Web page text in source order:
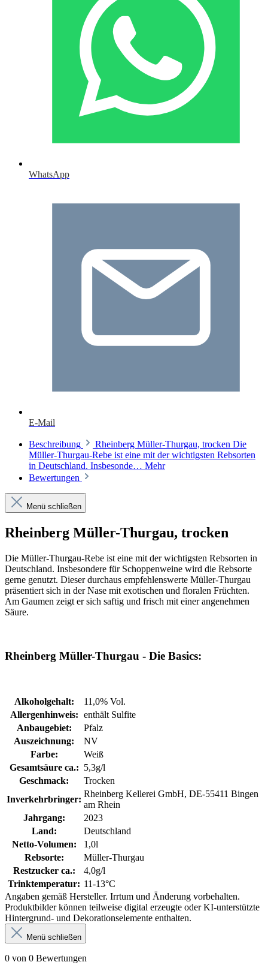
WhatsApp
E-Mail
Beschreibung
Rheinberg Müller-Thurgau, trocken Die
Müller-Thurgau-Rebe ist eine mit der wichtigsten Rebsorten
in Deutschland. Insbesonde… Mehr
Bewertungen
Menü schließen
Rheinberg Müller-Thurgau, trocken
Die Müller-Thurgau-Rebe ist eine mit der wichtigsten Rebsorten in
Deutschland. Insbesondere für Schoppenweine wird die Rebsorte
gerne genutzt. Dieser durchaus empfehlenswerte Müller-Thurgau
präsentiert sich in der Nase mit exotischen und floralen Früchten.
Am Gaumen zeigt er sich saftig und frisch mit einer angenehmen
Säure.
Rheinberg Müller-Thurgau - Die Basics:
Alkoholgehalt:
11,0% Vol.
Allergenhinweis: enthält Sulfite
Anbaugebiet:
Pfalz
Auszeichnung:
NV
Farbe:
Weiß
Gesamtsäure ca.: 5,3g/l
Geschmack:
Trocken
Inverkehrbringer:
Rheinberg Kellerei GmbH, DE-55411 Bingen
am Rhein
Jahrgang:
2023
Land:
Deutschland
Netto-Volumen:
1,0l
Rebsorte:
Müller-Thurgau
Restzucker ca.:
4,0g/l
Trinktemperatur: 11-13°C
Angaben gemäß Hersteller. Irrtum und Änderung vorbehalten.
Produktbilder können teilweise digital erzeugte oder KI-unterstützte
Hintergrund- und Dekorationselemente enthalten.
Menü schließen
0 von 0 Bewertungen